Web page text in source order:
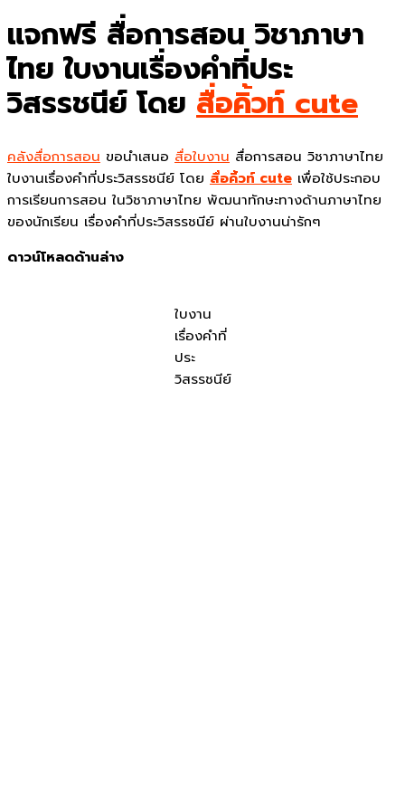
แจกฟรี สื่อการสอน วิชาภาษา
ไทย ใบงานเรื่องคำที่ประ
วิสรรชนีย์ โดย สื่อคิ้วท์ cute
คลังสื่อการสอน ขอนำเสนอ สื่อใบงาน สื่อการสอน วิชาภาษาไทย
ใบงานเรื่องคำที่ประวิสรรชนีย์ โดย สื่อคิ้วท์ cute เพื่อใช้ประกอบ
การเรียนการสอน ในวิชาภาษาไทย พัฒนาทักษะทางด้านภาษาไทย
ของนักเรียน เรื่องคำที่ประวิสรรชนีย์ ผ่านใบงานน่ารักๆ
ดาวน์โหลดด้านล่าง
ใบงาน
เรื่องคำที่
ประ
วิสรรชนีย์